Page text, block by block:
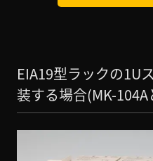
EIA19型ラックの1U
装する場合(MK-104A